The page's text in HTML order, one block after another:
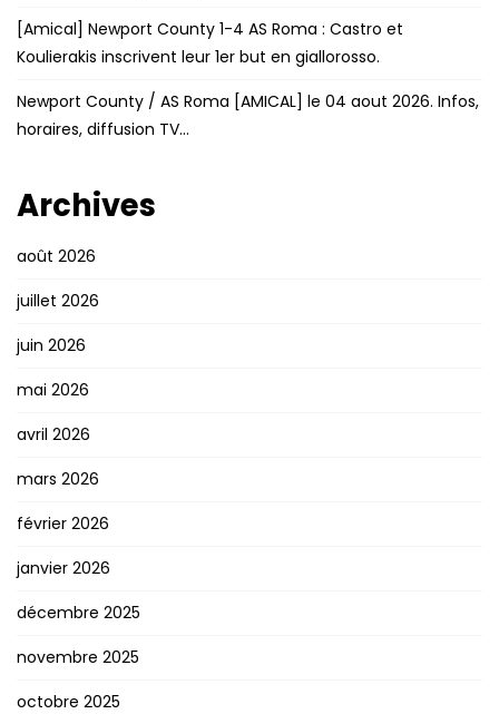
[Amical] Newport County 1-4 AS Roma : Castro et
Koulierakis inscrivent leur 1er but en giallorosso.
Newport County / AS Roma [AMICAL] le 04 aout 2026. Infos,
horaires, diffusion TV…
Archives
août 2026
juillet 2026
juin 2026
mai 2026
avril 2026
mars 2026
février 2026
janvier 2026
décembre 2025
novembre 2025
octobre 2025